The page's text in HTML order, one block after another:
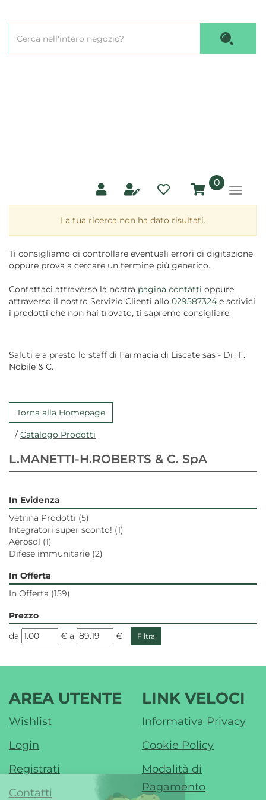
principale
Prodotto
0prodotti
inseriti
La tua ricerca non ha dato risultati.
Ti consigliamo di controllare eventuali errori di digitazione
oppure prova a cercare un termine più generico.
Contattaci attraverso la nostra pagina contatti oppure
attraverso il nostro Servizio Clienti allo 029587324 e scrivici
i prodotti che non hai trovato, ti sapremo consigliare.
Saluti e a presto lo staff di Farmacia di Liscate sas - Dr. F.
Nobile & C.
Torna alla Homepage
/ Catalogo Prodotti
L.MANETTI-H.ROBERTS & C. SpA
In Evidenza
Vetrina Prodotti (5)
Integratori super sconto! (1)
Aerosol (1)
Difese immunitarie (2)
In Offerta
In Offerta (159)
Prezzo
filtra
da € filtra
a €
AREA UTENTE
Wishlist
Login
Registrati
Contatti
LINK VELOCI
Informativa Privacy
Cookie Policy
Modalità di
Pagamento